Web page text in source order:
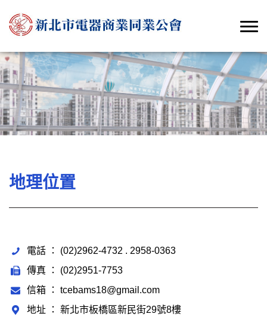
地理位置
電話 ： (02)2962-4732 . 2958-0363
傳真 ： (02)2951-7753
信箱 ： tcebams18@gmail.com
地址 ： 新北市板橋區新民街29號8樓